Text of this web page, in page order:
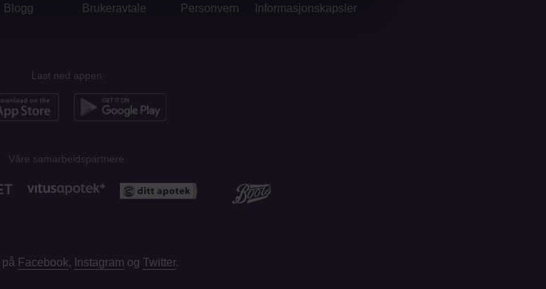
Blogg Brukeravtale Personvern Informasjonskapsler
Last ned appen
Våre samarbeidspartnere
Facebook, Instagram og Twitter.